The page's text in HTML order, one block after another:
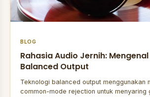
BLOG
Rahasia Audio Jernih:
Balanced Output
Teknologi balanced output menggunakan
common-mode rejection untuk menyaring